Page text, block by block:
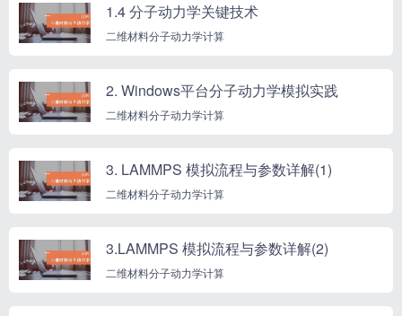
1.4 分子动力学关键技术
二维材料分子动力学计算
2. Windows平台分子动力学模拟实践
二维材料分子动力学计算
3. LAMMPS 模拟流程与参数详解(1)
二维材料分子动力学计算
3.LAMMPS 模拟流程与参数详解(2)
二维材料分子动力学计算